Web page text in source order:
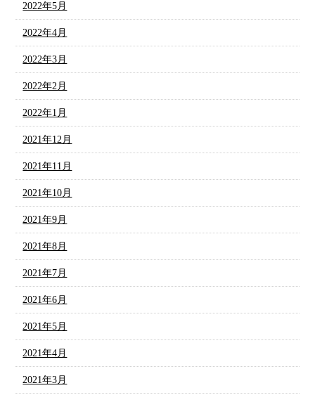
2022年5月
2022年4月
2022年3月
2022年2月
2022年1月
2021年12月
2021年11月
2021年10月
2021年9月
2021年8月
2021年7月
2021年6月
2021年5月
2021年4月
2021年3月